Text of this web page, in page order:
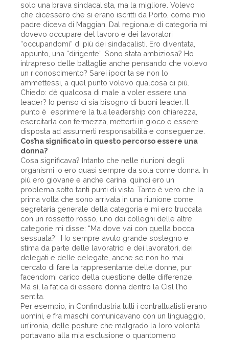
solo una brava sindacalista, ma la migliore. Volevo
che dicessero che si erano iscritti da Porto, come mio
padre diceva di Maggian. Dal regionale di categoria mi
dovevo occupare del lavoro e dei lavoratori
“occupandomi” di più dei sindacalisti. Ero diventata,
appunto, una “dirigente”. Sono stata ambiziosa? Ho
intrapreso delle battaglie anche pensando che volevo
un riconoscimento? Sarei ipocrita se non lo
ammettessi, a quel punto volevo qualcosa di più.
Chiedo: c’è qualcosa di male a voler essere una
leader? Io penso ci sia bisogno di buoni leader. Il
punto è esprimere la tua leadership con chiarezza,
esercitarla con fermezza, metterti in gioco e essere
disposta ad assumerti responsabilità e conseguenze.
Cos’ha significato in questo percorso essere una
donna?
Cosa significava? Intanto che nelle riunioni degli
organismi io ero quasi sempre da sola come donna. In
più ero giovane e anche carina, quindi ero un
problema sotto tanti punti di vista. Tanto è vero che la
prima volta che sono arrivata in una riunione come
segretaria generale della categoria e mi ero truccata
con un rossetto rosso, uno dei colleghi delle altre
categorie mi disse: “Ma dove vai con quella bocca
sessuata?”. Ho sempre avuto grande sostegno e
stima da parte delle lavoratrici e dei lavoratori, dei
delegati e delle delegate, anche se non ho mai
cercato di fare la rappresentante delle donne, pur
facendomi carico della questione delle differenze.
Ma sì, la fatica di essere donna dentro la Cisl l’ho
sentita.
Per esempio, in Confindustria tutti i contrattualisti erano
uomini, e fra maschi comunicavano con un linguaggio,
un’ironia, delle posture che malgrado la loro volontà
portavano alla mia esclusione o quantomeno